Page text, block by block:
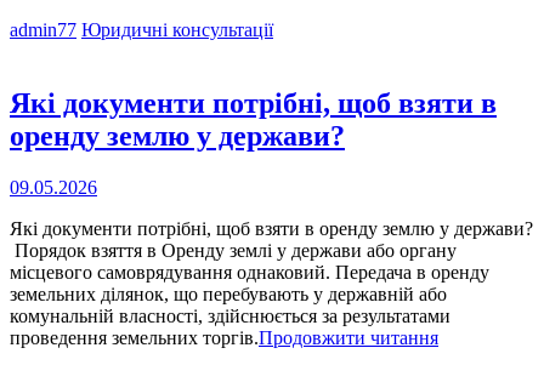
обшуку
в
admin77 Cat
Юридичні консультації
Які документи потрібні, щоб взяти в
оренду землю у держави?
Опубліковано
09.05.2026
Які документи потрібні, щоб взяти в оренду землю у держави?
Порядок взяття в Оренду землі у держави або органу
місцевого самоврядування однаковий. Передача в оренду
земельних ділянок, що перебувають у державній або
комунальній власності, здійснюється за результатами
проведення земельних торгів.Продовжити читанняЯкі